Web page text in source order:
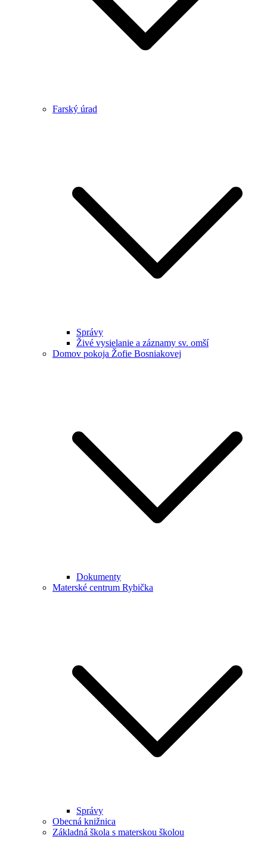
Farský úrad
Správy
Živé vysielanie a záznamy sv. omší
Domov pokoja Žofie Bosniakovej
Dokumenty
Materské centrum Rybička
Správy
Obecná knižnica
Základná škola s materskou školou